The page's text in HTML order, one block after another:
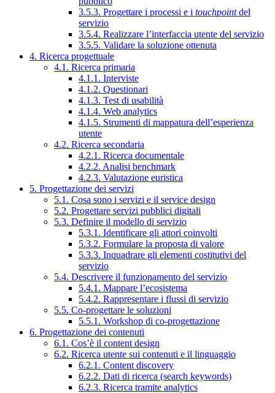
3.5.3. Progettare i processi e i touchpointdel
servizio
3.5.4. Realizzare l’interfaccia utente del servizio
3.5.5. Validare la soluzione ottenuta
4. Ricerca progettuale
4.1. Ricerca primaria
4.1.1. Interviste
4.1.2. Questionari
4.1.3. Test di usabilità
4.1.4. Web analytics
4.1.5. Strumenti di mappatura dell’esperienza
utente
4.2. Ricerca secondaria
4.2.1. Ricerca documentale
4.2.2. Analisi benchmark
4.2.3. Valutazione euristica
5. Progettazione dei servizi
5.1. Cosa sono i servizi e il service design
5.2. Progettare servizi pubblici digitali
5.3. Definire il modello di servizio
5.3.1. Identificare gli attori coinvolti
5.3.2. Formulare la proposta di valore
5.3.3. Inquadrare gli elementi costitutivi del
servizio
5.4. Descrivere il funzionamento del servizio
5.4.1. Mappare l’ecosistema
5.4.2. Rappresentare i flussi di servizio
5.5. Co-progettare le soluzioni
5.5.1. Workshop di co-progettazione
6. Progettazione dei contenuti
6.1. Cos’è il content design
6.2. Ricerca utente sui contenuti e il linguaggio
6.2.1. Content discovery
6.2.2. Dati di ricerca (search keywords)
6.2.3. Ricerca tramite analytics